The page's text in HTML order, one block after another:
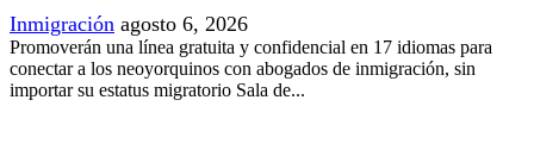
Inmigración agosto 6, 2026
Promoverán una línea gratuita y confidencial en 17 idiomas para
conectar a los neoyorquinos con abogados de inmigración, sin
importar su estatus migratorio Sala de...